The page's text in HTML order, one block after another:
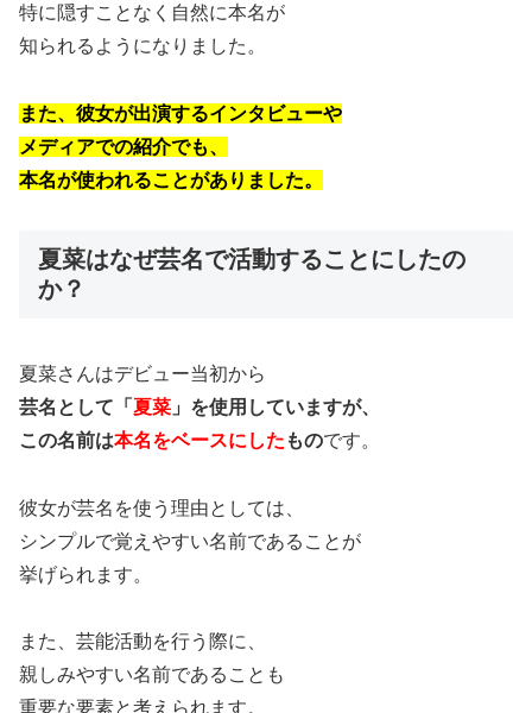
特に隠すことなく自然に本名が
知られるようになりました。
また、彼女が出演するインタビューや
メディアでの紹介でも、
本名が使われることがありました。
夏菜はなぜ芸名で活動することにしたの
か？
夏菜さんはデビュー当初から
芸名として「 夏菜 」を使用していますが、
この名前は本名をベースにした ものです。
彼女が芸名を使う理由としては、
シンプルで覚えやすい名前であることが
挙げられます。
また、芸能活動を行う際に、
親しみやすい名前であることも
重要な要素と考えられます。